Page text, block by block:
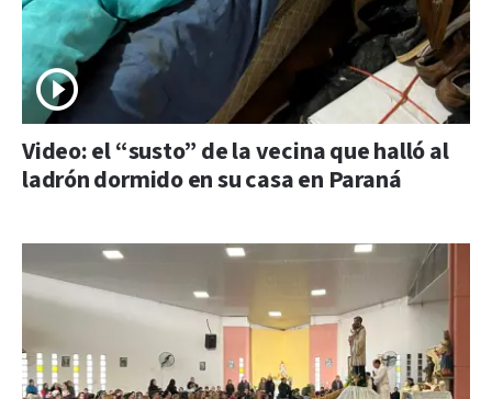
Video: el “susto” de la vecina que halló al
ladrón dormido en su casa en Paraná